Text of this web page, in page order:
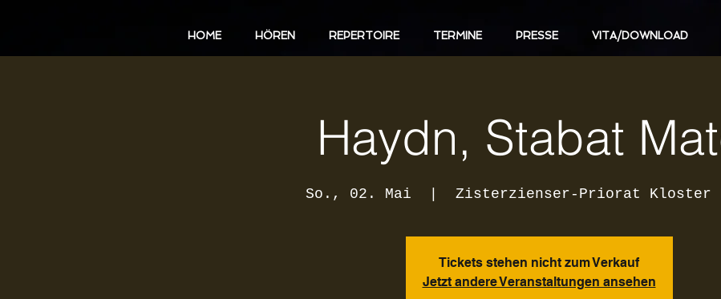
HOME HÖREN REPERTOIRE TERMINE PRESSE VITA/DOWNLOAD
Haydn, Stabat
So., 02. Mai Zisterzienser-Priorat Kloster
Tickets stehen nicht zum Verkauf
Jetzt andere Veranstaltungen ansehen